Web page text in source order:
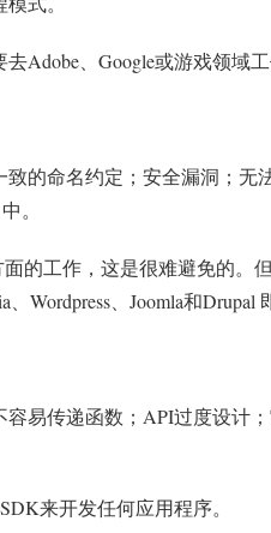
Adobe、Google或游戏领域工
致的命名约定；安全漏洞；无
。
的工作，这是很难避免的。
Wordpress、Joomla和Drupal
容易传递函数；API过度设计
来开发任何应用程序。